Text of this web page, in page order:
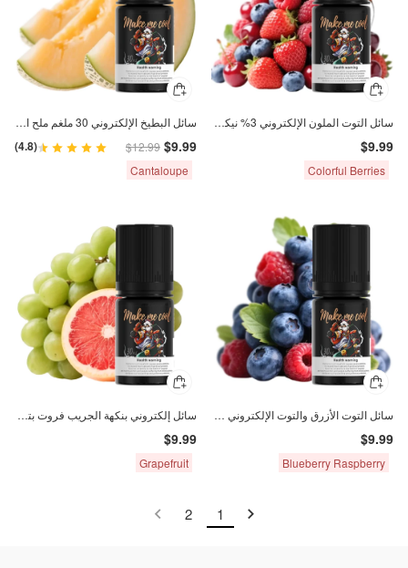
سائل التوت الملون الإلكتروني 3% نيكوتين ملحية 30 مل
$9.99
Colorful Berries
سائل البطيخ الإلكتروني 30 ملغم ملح النيكوتين 30 مل
$9.99
$12.99
(4.8)
Cantaloupe
سائل التوت الأزرق والتوت الإلكتروني 2% ملح النيكوتين 30 مل
$9.99
Blueberry Raspberry
سائل إلكتروني بنكهة الجريب فروت بتركيز 20 ملغ نيكوتين ملح 30 مل
$9.99
Grapefruit
1
2